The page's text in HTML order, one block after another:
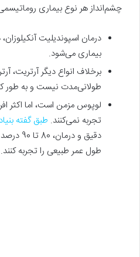
چشم‌انداز هر نوع بیماری
درمان اسپوندیلیت
بیماری می‌شود.
برخلاف انواع دیگر آرتریت،
طولانی‌مدت نیست و به‌ طور
لوپوس مزمن است، اما اکثر
تجربه نمی‌کنند. طبق گفته
دقیق و
طول عمر طبیعی را تجربه کنند.